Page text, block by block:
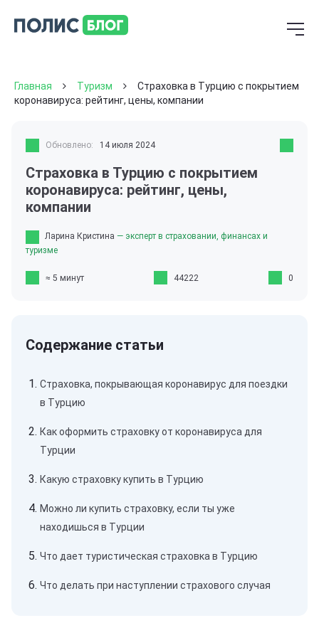
Главная Туризм
Страховка в Турцию с покрытием
коронавируса: рейтинг, цены, компании
Обновлено: 14 июля 2024
Страховка в Турцию с покрытием
коронавируса: рейтинг, цены,
компании
Ларина Кристина — эксперт в страховании, финансах и
туризме
≈ 5 минут 44222 0
Страховка, покрывающая коронавирус для поездки
в Турцию
Как оформить страховку от коронавируса для
Турции
Какую страховку купить в Турцию
Можно ли купить страховку, если ты уже
находишься в Турции
Что дает туристическая страховка в Турцию
Что делать при наступлении страхового случая